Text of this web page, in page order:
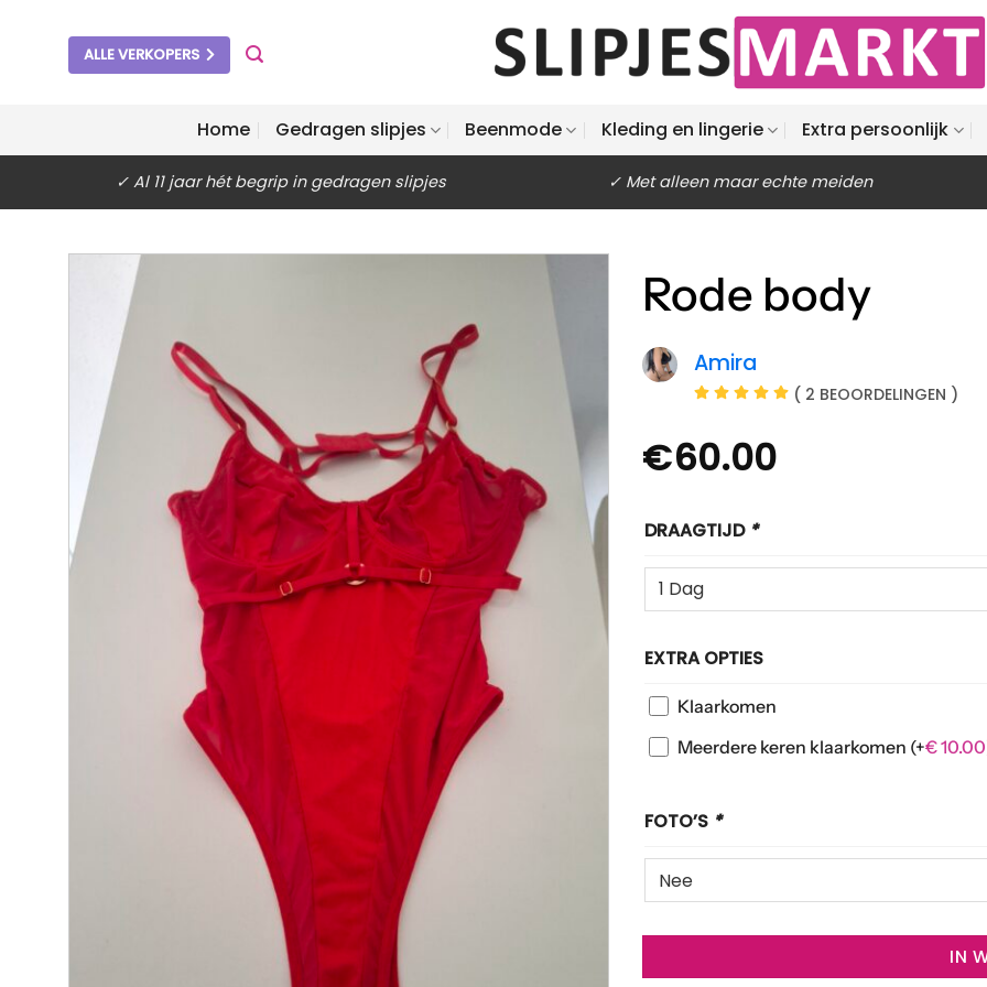
ALLE VERKOPERS
Home Gedragen slipjes Beenmode Kleding en lingerie Extra persoonlijk
✓ Al 11 jaar hét begrip in gedragen slipjes ✓ Met alleen maar echte meiden
Rode body
Amira
( 2 BEOORDELINGEN )
€60.00
DRAAGTIJD *
EXTRA OPTIES
Klaarkomen
Meerdere keren klaarkomen (+€10.00
FOTO’S *
IN